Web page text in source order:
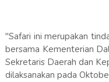
"Safari ini merupakan
bersama Kementerian
Sekretaris Daerah dan
dilaksanakan pada